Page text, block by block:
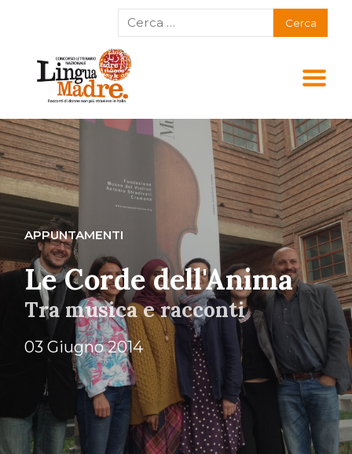
APPUNTAMENTI
Le Corde dell'Anima
Tra musica e racconti
03 Giugno 2014